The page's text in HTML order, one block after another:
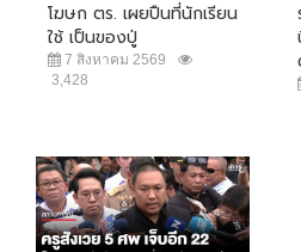
โฆษก ตร. เผยปืนที่นักเรียน
ใช้ เป็นของปู่
7 สิงหาคม 2569
3,428